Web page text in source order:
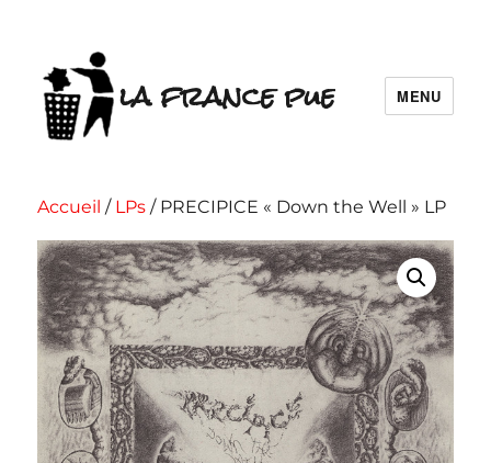
la france pue MENU
Accueil / LPs / PRECIPICE « Down the Well » LP